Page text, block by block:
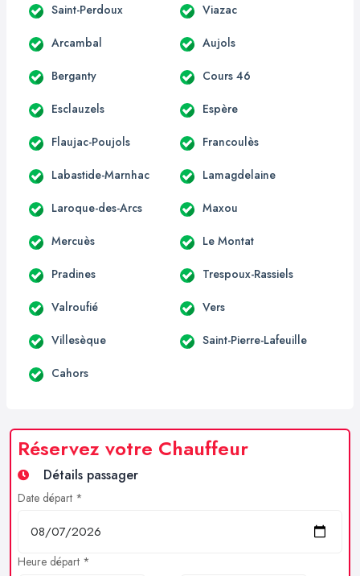
Saint-Perdoux Viazac
Arcambal Aujols
Berganty Cours 46
Esclauzels Espère
Flaujac-Poujols Francoulès
Labastide-Marnhac Lamagdelaine
Laroque-des-Arcs Maxou
Mercuès Le Montat
Pradines Trespoux-Rassiels
Valroufié Vers
Villesèque Saint-Pierre-Lafeuille
Cahors
Réservez votre Chauffeur
Détails passager
Date départ *
Heure départ *